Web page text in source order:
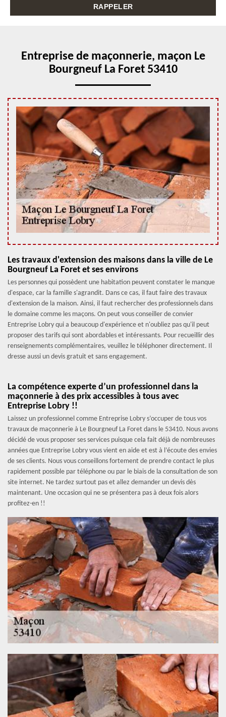
Entreprise de maçonnerie, maçon Le
Bourgneuf La Foret 53410
Les travaux d'extension des maisons dans la ville de Le
Bourgneuf La Foret et ses environs
Les personnes qui possèdent une habitation peuvent constater le manque
d'espace, car la famille s'agrandit. Dans ce cas, il faut faire des travaux
d'extension de la maison. Ainsi, il faut rechercher des professionnels dans
le domaine comme les maçons. On peut vous conseiller de convier
Entreprise Lobry qui a beaucoup d'expérience et n'oubliez pas qu'il peut
proposer des tarifs qui sont abordables et intéressants. Pour recueillir des
renseignements complémentaires, veuillez le téléphoner directement. Il
dresse aussi un devis gratuit et sans engagement.
La compétence experte d’un professionnel dans la
maçonnerie à des prix accessibles à tous avec
Entreprise Lobry !!
Laissez un professionnel comme Entreprise Lobry s’occuper de tous vos
travaux de maçonnerie à Le Bourgneuf La Foret dans le 53410. Nous avons
décidé de vous proposer ses services puisque cela fait déjà de nombreuses
années que Entreprise Lobry vous vient en aide et est à l’écoute des envies
de ses clients. Nous vous conseillons fortement de prendre contact le plus
rapidement possible par téléphone ou par le biais de la consultation de son
site internet. Ne tardez surtout pas et allez demander un devis dès
maintenant. Une occasion qui ne se présentera pas à deux fois alors
profitez-en !!